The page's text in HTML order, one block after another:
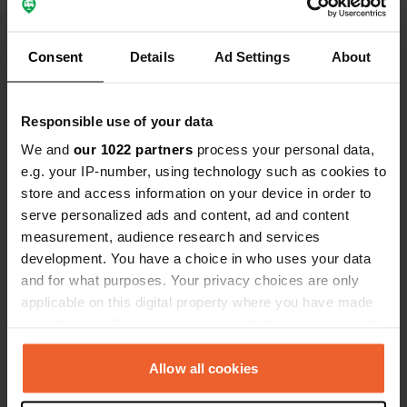
Consent Details Ad Settings About
Responsible use of your data
We and our 1022 partners process your personal data,
e.g. your IP-number, using technology such as cookies to
store and access information on your device in order to
serve personalized ads and content, ad and content
measurement, audience research and services
development. You have a choice in who uses your data
and for what purposes. Your privacy choices are only
applicable on this digital property where you have made
any time from the Cookie Declaration or by clicking on
the Privacy trigger icon.Allow all cookies
Visualizza tutte le 9 recensioni
Sei stato qui?
Contatto
AD400, La Massana, Andorra
Coordinate